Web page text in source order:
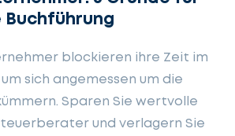
Buchführung
blockieren ihre Zeit im
sich angemessen um die
Sparen Sie wertvolle
und verlagern Sie